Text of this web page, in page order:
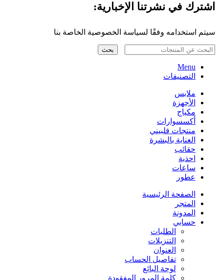
اشترك في نشرتنا الإخبارية:
سيتم استخدامه وفقًا لسياسة الخصوصية الخاصة بنا
بحث
Menu
التصنيفات
ملابس
الأجهزة
مكياج
أكسسوارات
منتجات فلبيني
العناية بالبشرة
حقائب
احذية
ساعات
عطور
الصفحة الرئيسية
المتجر
المدونة
حسابي
الطلبات
التنزيلات
العنوان
تفاصيل الحساب
لوحة البائع
كلمة المرور المفقودة